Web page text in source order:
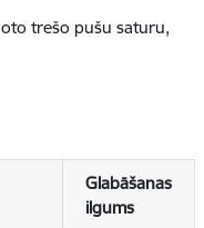
trešo pušu saturu,
Glabāšanas
ilgums